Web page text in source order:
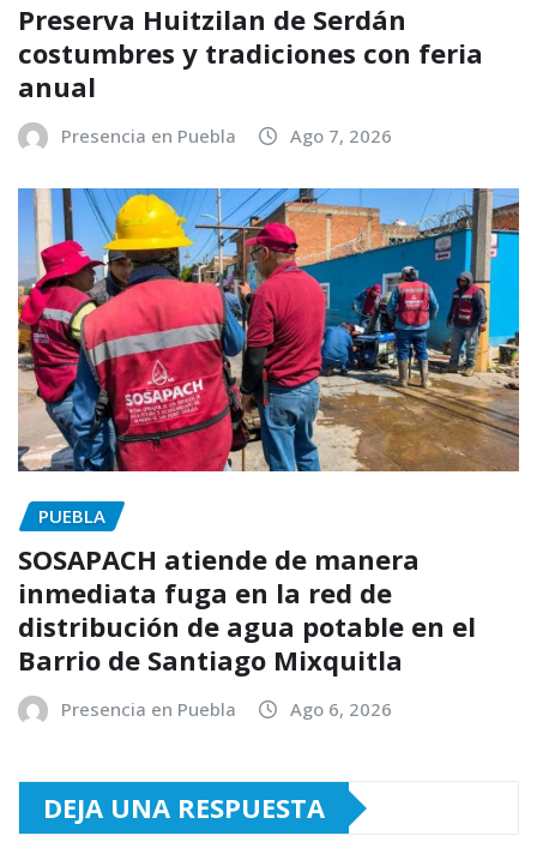
Preserva Huitzilan de Serdán
costumbres y tradiciones con feria
anual
Presencia en Puebla Ago 7, 2026
PUEBLA
SOSAPACH atiende de manera
inmediata fuga en la red de
distribución de agua potable en el
Barrio de Santiago Mixquitla
Presencia en Puebla Ago 6, 2026
DEJA UNA RESPUESTA